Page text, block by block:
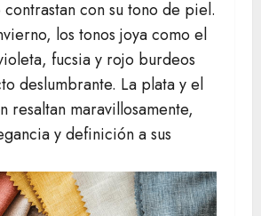
con su tono de piel.
los tonos joya como el
fucsia y rojo burdeos
deslumbrante. La plata y el
resaltan maravillosamente,
y definición a sus